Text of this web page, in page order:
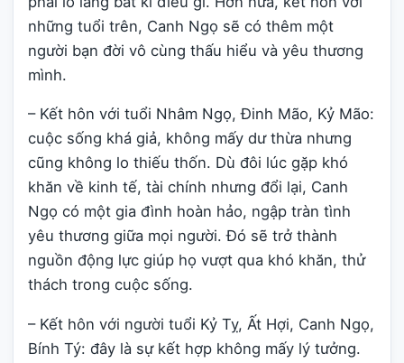
những tuổi trên, Canh Ngọ sẽ có thêm một
người bạn đời vô cùng thấu hiểu và yêu thương
mình.
– Kết hôn với tuổi Nhâm Ngọ, Đinh Mão, Kỷ Mão:
cuộc sống khá giả, không mấy dư thừa nhưng
cũng không lo thiếu thốn. Dù đôi lúc gặp khó
khăn về kinh tế, tài chính nhưng đổi lại, Canh
Ngọ có một gia đình hoàn hảo, ngập tràn tình
yêu thương giữa mọi người. Đó sẽ trở thành
nguồn động lực giúp họ vượt qua khó khăn, thử
thách trong cuộc sống.
– Kết hôn với người tuổi Kỷ Tỵ, Ất Hợi, Canh Ngọ,
Bính Tý: đây là sự kết hợp không mấy lý tưởng.